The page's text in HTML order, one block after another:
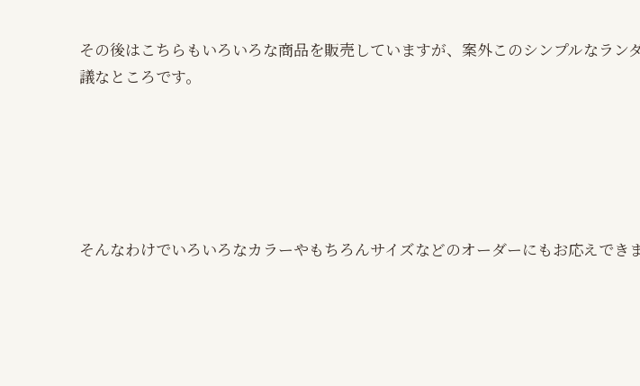
その後はこちらもいろいろな商品を販売していますが、案外このシンプルなラ
議なところです。
そんなわけでいろいろなカラーやもちろんサイズなどのオーダーにもお応えでき